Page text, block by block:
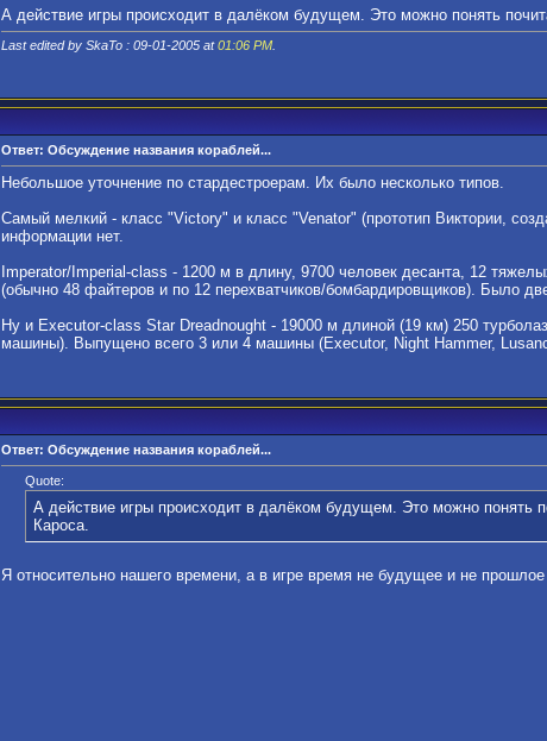
А действие игры происходит в далёком будущем. Это можно понять
Last edited by SkaTo : 09-01-2005 at01:06 PM
Ответ: Обсуждение названия кораблей...
Небольшое уточнение по стардестроерам. Их было несколько типов.
Самый мелкий - класс "Victory" и класс "Venator" (прототип Виктории,
информации нет.
Imperator/Imperial-class - 1200 м в длину, 9700 человек десанта, 12
(обычно 48 файтеров и по 12 перехватчиков/бомбардировщиков). Было
Ну и Executor-class Star Dreadnought - 19000 м длиной (19 км) 250
машины). Выпущено всего 3 или 4 машины (Executor, Night Hammer,
Ответ: Обсуждение названия кораблей...
Quote:
А действие игры происходит в далёком будущем. Это можно понять
Кароса.
Я относительно нашего времени, а в игре время не будущее и не